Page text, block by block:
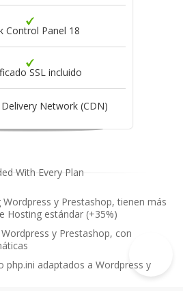
Control Panel 18
SSL incluido
Network (CDN)
With Every Plan
y Prestashop, tienen más
Hosting estándar (+35%)
y Prestashop, con
php.ini adaptados a Wordpress y